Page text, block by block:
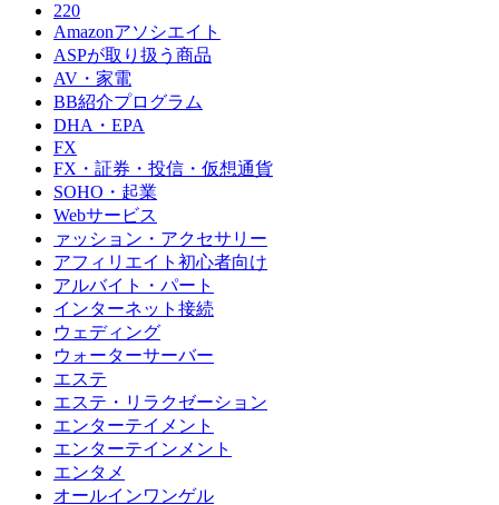
220
Amazonアソシエイト
ASPが取り扱う商品
AV・家電
BB紹介プログラム
DHA・EPA
FX
FX・証券・投信・仮想通貨
SOHO・起業
Webサービス
ァッション・アクセサリー
アフィリエイト初心者向け
アルバイト・パート
インターネット接続
ウェディング
ウォーターサーバー
エステ
エステ・リラクゼーション
エンターテイメント
エンターテインメント
エンタメ
オールインワンゲル